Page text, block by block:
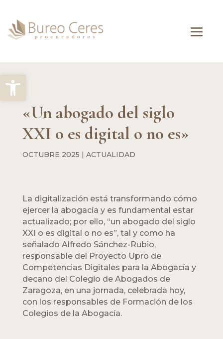
Abrir barra de herramientas
«Un abogado del siglo
XXI o es digital o no es»
OCTUBRE 2025 | ACTUALIDAD
La digitalización está transformando cómo
ejercer la abogacía y es fundamental estar
actualizado; por ello, “un abogado del siglo
XXI o es digital o no es”, tal y como ha
señalado Alfredo Sánchez-Rubio,
responsable del Proyecto Upro de
Competencias Digitales para la Abogacía y
decano del Colegio de Abogados de
Zaragoza, en una jornada, celebrada hoy,
con los responsables de Formación de los
Colegios de la Abogacía.